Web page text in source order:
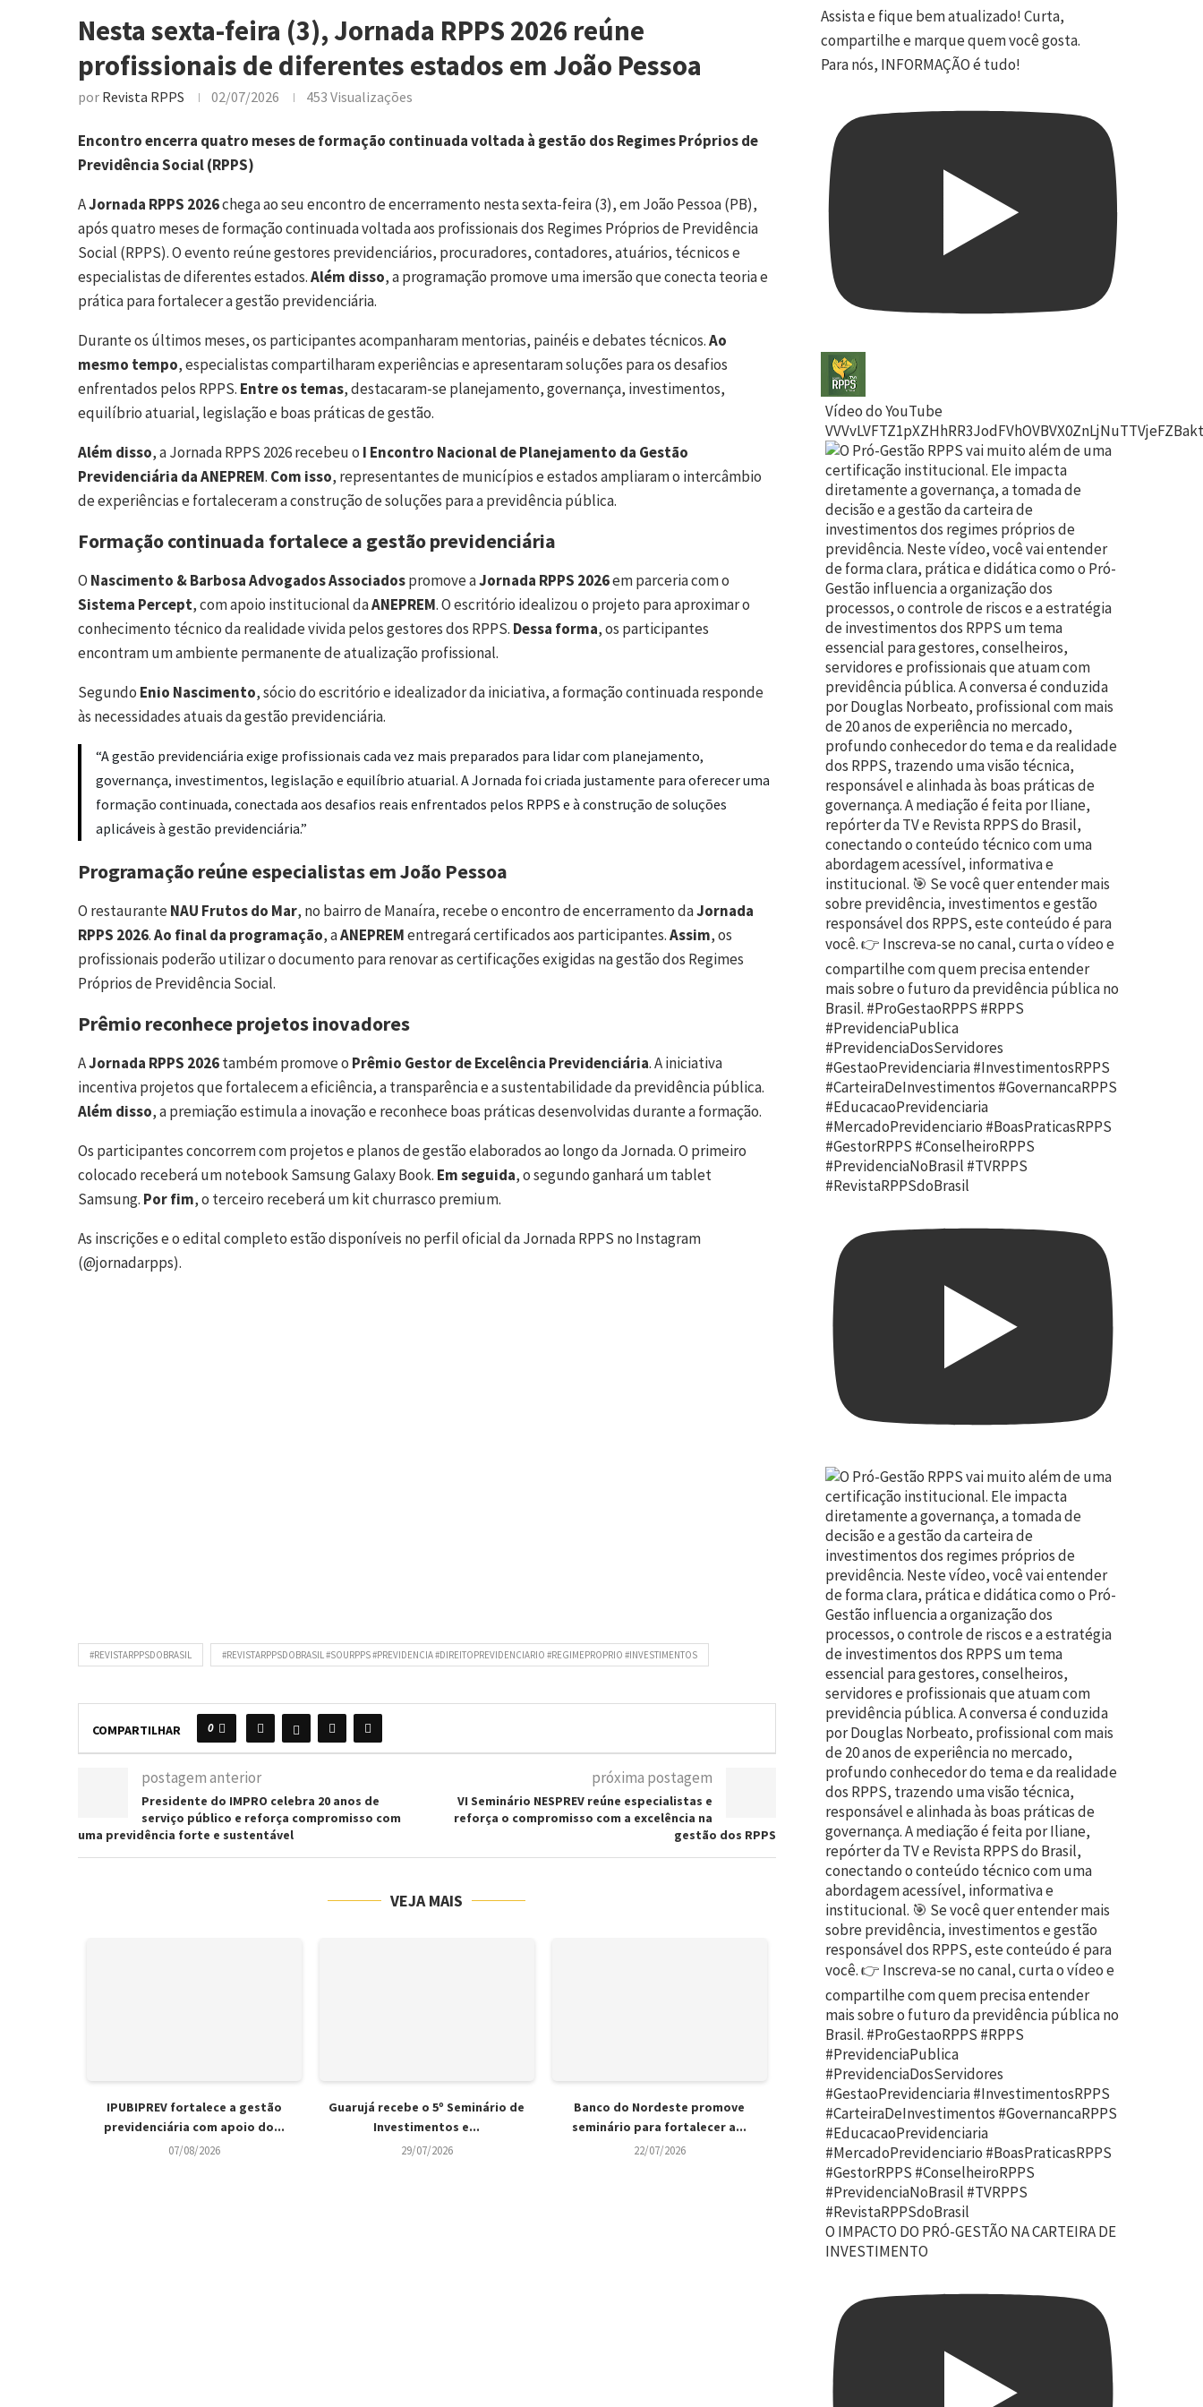
Nesta sexta-feira (3), Jornada RPPS 2026 reúne
profissionais de diferentes estados em João Pessoa
por Revista RPPS 02/07/2026 453 Visualizações
Encontro encerra quatro meses de formação continuada voltada à gestão dos Regimes Próprios de
Previdência Social (RPPS)
AJornada RPPS 2026chega ao seu encontro de encerramento nesta sexta-feira (3), em João Pessoa (PB),
após quatro meses de formação continuada voltada aos profissionais dos Regimes Próprios de Previdência
Social (RPPS). O evento reúne gestores previdenciários, procuradores, contadores, atuários, técnicos e
especialistas de diferentes estados.Além disso, a programação promove uma imersão que conecta teoria e
prática para fortalecer a gestão previdenciária.
Durante os últimos meses, os participantes acompanharam mentorias, painéis e debates técnicos.Ao
mesmo tempo, especialistas compartilharam experiências e apresentaram soluções para os desafios
enfrentados pelos RPPS. Entre os temas, destacaram-se planejamento, governança, investimentos,
equilíbrio atuarial, legislação e boas práticas de gestão.
Além disso, a Jornada RPPS 2026 recebeu o I Encontro Nacional de Planejamento da Gestão
Previdenciária da ANEPREM. Com isso, representantes de municípios e estados ampliaram o intercâmbio
de experiências e fortaleceram a construção de soluções para a previdência pública.
Formação continuada fortalece a gestão previdenciária
O Nascimento & Barbosa Advogados Associadospromove aJornada RPPS 2026em parceria com o
Sistema Percept, com apoio institucional daANEPREM. O escritório idealizou o projeto para aproximar o
conhecimento técnico da realidade vivida pelos gestores dos RPPS. Dessa forma, os participantes
encontram um ambiente permanente de atualização profissional.
Segundo Enio Nascimento, sócio do escritório e idealizador da iniciativa, a formação continuada responde
às necessidades atuais da gestão previdenciária.
“A gestão previdenciária exige profissionais cada vez mais preparados para lidar com planejamento,
governança, investimentos, legislação e equilíbrio atuarial. A Jornada foi criada justamente para oferecer uma
formação continuada, conectada aos desafios reais enfrentados pelos RPPS e à construção de soluções
aplicáveis à gestão previdenciária.”
Programação reúne especialistas em João Pessoa
O restauranteNAU Frutos do Mar, no bairro de Manaíra, recebe o encontro de encerramento daJornada
RPPS 2026.Ao final da programação, aANEPREMentregará certificados aos participantes.Assim, os
profissionais poderão utilizar o documento para renovar as certificações exigidas na gestão dos Regimes
Próprios de Previdência Social.
Prêmio reconhece projetos inovadores
AJornada RPPS 2026também promove o Prêmio Gestor de Excelência Previdenciária. A iniciativa
incentiva projetos que fortalecem a eficiência, a transparência e a sustentabilidade da previdência pública.
Além disso, a premiação estimula a inovação e reconhece boas práticas desenvolvidas durante a formação.
Os participantes concorrem com projetos e planos de gestão elaborados ao longo da Jornada. O primeiro
colocado receberá um notebook Samsung Galaxy Book. Em seguida, o segundo ganhará um tablet
Samsung. Por fim, o terceiro receberá um kit churrasco premium.
As inscrições e o edital completo estão disponíveis no perfil oficial da Jornada RPPS no Instagram
(@jornadarpps).
#REVISTARPPSDOBRASIL #REVISTARPPSDOBRASIL #SOURPPS #PREVIDENCIA #DIREITOPREVIDENCIARIO #REGIMEPROPRIO #INVESTIMENTOS
COMPARTILHAR 0
postagem anterior
Presidente do IMPRO celebra 20 anos de
serviço público e reforça compromisso com
uma previdência forte e sustentável
próxima postagem
VI Seminário NESPREV reúne especialistas e
reforça o compromisso com a excelência na
gestão dos RPPS
VEJA MAIS
IPUBIPREV fortalece a gestão
previdenciária com apoio do...
07/08/2026
Guarujá recebe o 5º Seminário de
Investimentos e...
29/07/2026
Banco do Nordeste promove
seminário para fortalecer a...
22/07/2026
Assista e fique bem atualizado! Curta,
compartilhe e marque quem você gosta.
Para nós, INFORMAÇÃO é tudo!
Vídeo do YouTube
O IMPACTO DO PRÓ-GESTÃO NA CARTEIRA DE
INVESTIMENTO